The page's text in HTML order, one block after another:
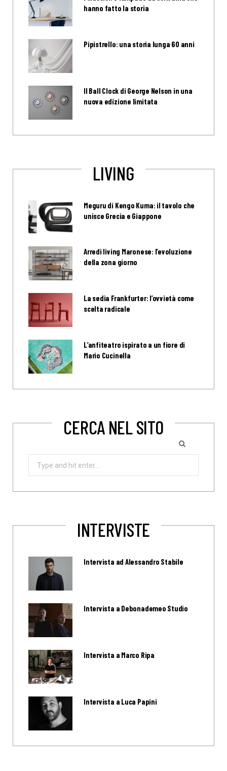
hanno fatto la storia
Pipistrello: una storia lunga 60 anni
Il Ball Clock di George Nelson in una
nuova edizione limitata
LIVING
Meguru di Kengo Kuma: il tavolo che
unisce Grecia e Giappone
Arredi living Maronese: l’evoluzione
della zona giorno
La sedia Frankfurter: l’ovvietà come
scelta radicale
L’anfiteatro ispirato a un fiore di
Mario Cucinella
CERCA NEL SITO
INTERVISTE
Intervista ad Alessandro Stabile
Intervista a Debonademeo Studio
Intervista a Marco Ripa
Intervista a Luca Papini